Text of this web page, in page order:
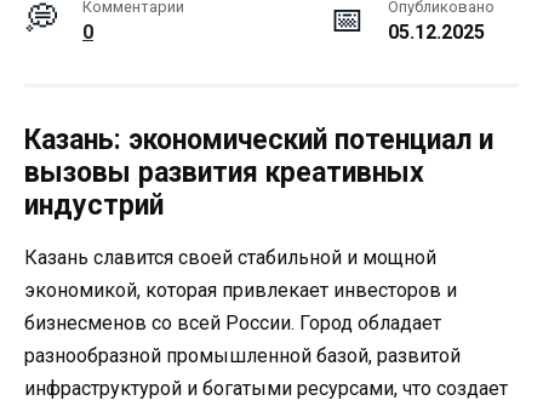
Комментарии
0
Опубликовано
05.12.2025
Казань: экономический потенциал и
вызовы развития креативных
индустрий
Казань славится своей стабильной и мощной
экономикой, которая привлекает инвесторов и
бизнесменов со всей России. Город обладает
разнообразной промышленной базой, развитой
инфраструктурой и богатыми ресурсами, что создает